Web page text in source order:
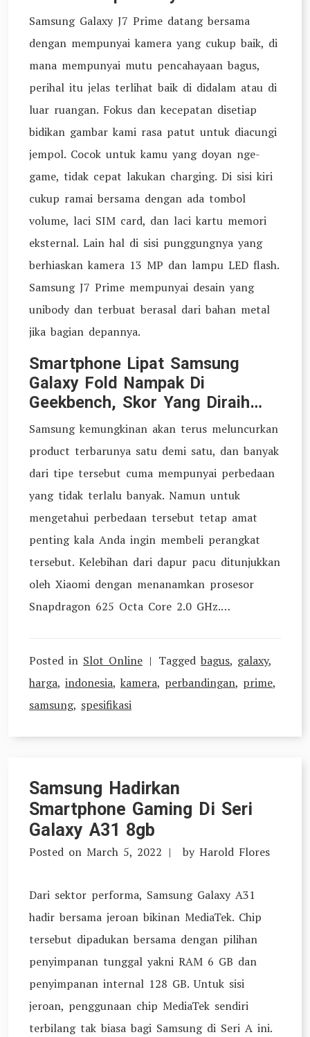
Samsung Galaxy J7 Prime datang bersama
dengan mempunyai kamera yang cukup baik, di
mana mempunyai mutu pencahayaan bagus,
perihal itu jelas terlihat baik di didalam atau di
luar ruangan. Fokus dan kecepatan disetiap
bidikan gambar kami rasa patut untuk diacungi
jempol. Cocok untuk kamu yang doyan nge-
game, tidak cepat lakukan charging. Di sisi kiri
cukup ramai bersama dengan ada tombol
volume, laci SIM card, dan laci kartu memori
eksternal. Lain hal di sisi punggungnya yang
berhiaskan kamera 13 MP dan lampu LED flash.
Samsung J7 Prime mempunyai desain yang
unibody dan terbuat berasal dari bahan metal
jika bagian depannya.
Smartphone Lipat Samsung
Galaxy Fold Nampak Di
Geekbench, Skor Yang Diraih…
Samsung kemungkinan akan terus meluncurkan
product terbarunya satu demi satu, dan banyak
dari tipe tersebut cuma mempunyai perbedaan
yang tidak terlalu banyak. Namun untuk
mengetahui perbedaan tersebut tetap amat
penting kala Anda ingin membeli perangkat
tersebut. Kelebihan dari dapur pacu ditunjukkan
oleh Xiaomi dengan menanamkan prosesor
Snapdragon 625 Octa Core 2.0 GHz.…
Posted in Slot Online Tagged bagus, galaxy,
harga, indonesia, kamera, perbandingan, prime,
samsung, spesifikasi
Samsung Hadirkan
Smartphone Gaming Di Seri
Galaxy A31 8gb
Posted on March 5, 2022 by Harold Flores
Dari sektor performa, Samsung Galaxy A31
hadir bersama jeroan bikinan MediaTek. Chip
tersebut dipadukan bersama dengan pilihan
penyimpanan tunggal yakni RAM 6 GB dan
penyimpanan internal 128 GB. Untuk sisi
jeroan, penggunaan chip MediaTek sendiri
terbilang tak biasa bagi Samsung di Seri A ini.